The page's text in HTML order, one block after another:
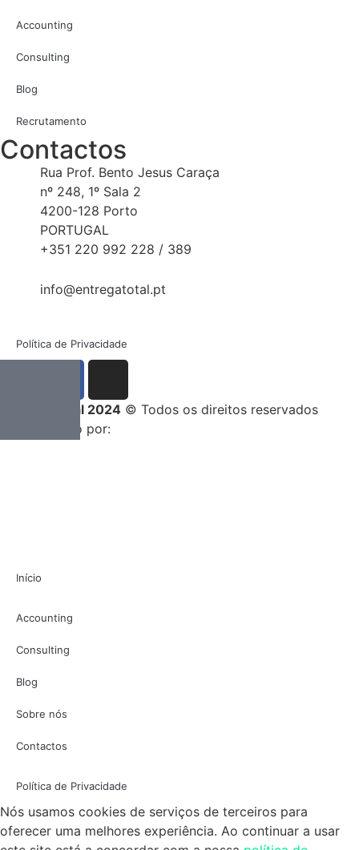
Accounting
Consulting
Blog
Recrutamento
Contactos
Rua Prof. Bento Jesus Caraça
nº 248, 1º Sala 2
4200-128 Porto
PORTUGAL
+351 220 992 228 / 389
info@entregatotal.pt
Política de Privacidade
Entrega Total 2024 © Todos os direitos reservados
Desenvolvido por:
Início
Accounting
Consulting
Blog
Sobre nós
Contactos
Política de Privacidade
Nós usamos cookies de serviços de terceiros para
oferecer uma melhores experiência. Ao continuar a usar